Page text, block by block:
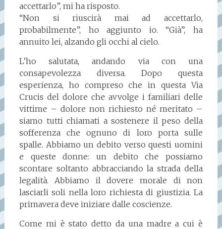
accettarlo”, mi ha risposto.
“Non si riuscirà mai ad accettarlo,
probabilmente”, ho aggiunto io. “Già”, ha
annuito lei, alzando gli occhi al cielo.
L’ho salutata, andando via con una
consapevolezza diversa. Dopo questa
esperienza, ho compreso che in questa Via
Crucis del dolore che avvolge i familiari delle
vittime – dolore non richiesto né meritato –
siamo tutti chiamati a sostenere il peso della
sofferenza che ognuno di loro porta sulle
spalle. Abbiamo un debito verso questi uomini
e queste donne: un debito che possiamo
scontare soltanto abbracciando la strada della
legalità. Abbiamo il dovere morale di non
lasciarli soli nella loro richiesta di giustizia. La
primavera deve iniziare dalle coscienze.
Come mi è stato detto da una madre a cui è